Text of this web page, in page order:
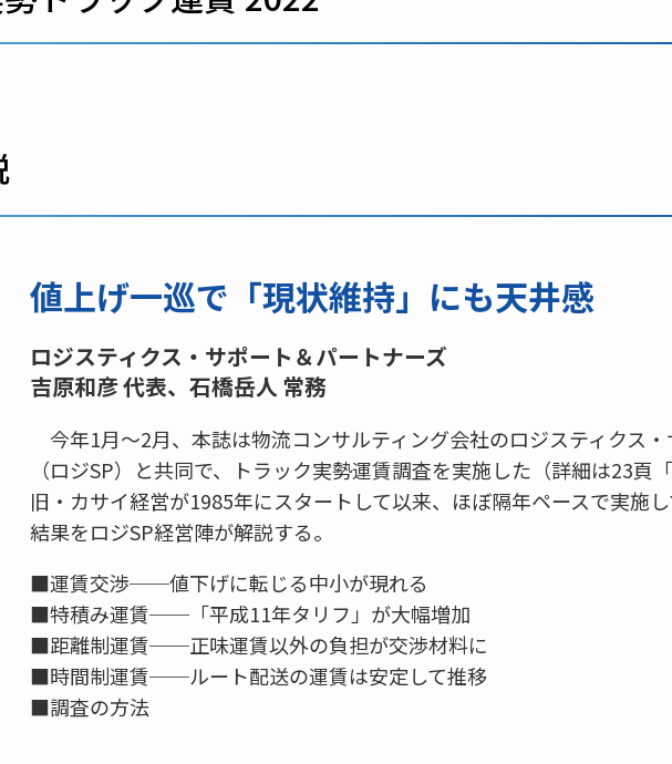
値上げ一巡で「現状維持」にも天井感
ロジスティクス・サポート＆パートナーズ
吉原和彦 代表、石橋岳人 常務
今年1月～2月、本誌は物流コンサルティング会社のロジスティクス
（ロジSP）と共同で、トラック実勢運賃調査を実施した（詳細は23頁
旧・カサイ経営が1985年にスタートして以来、ほぼ隔年ペースで実施
結果をロジSP経営陣が解説する。
■運賃交渉──値下げに転じる中小が現れる
■特積み運賃──「平成11年タリフ」が大幅増加
■距離制運賃──正味運賃以外の負担が交渉材料に
■時間制運賃──ルート配送の運賃は安定して推移
■調査の方法